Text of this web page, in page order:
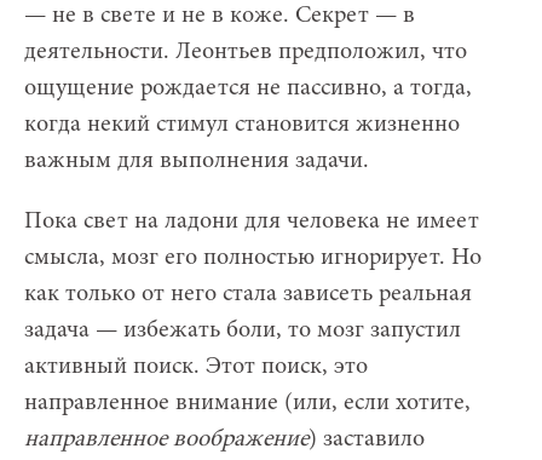
— не в свете и не в коже. Секрет — в
деятельности. Леонтьев предположил, что
ощущение рождается не пассивно, а тогда,
когда некий стимул становится жизненно
важным для выполнения задачи.
Пока свет на ладони для человека не имеет
смысла, мозг его полностью игнорирует. Но
как только от него стала зависеть реальная
задача — избежать боли, то мозг запустил
активный поиск. Этот поиск, это
направленное внимание (или, если хотите,
направленное воображение) заставило